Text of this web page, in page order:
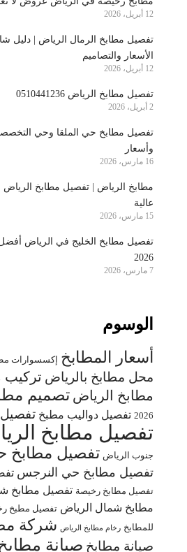
12 أبريل، 2026
الأسعار والتصاميم
12 أبريل، 2026
تفصيل مطابخ الرياض 0510441236
2 أبريل، 2026
تفصيل مطابخ حي الملقا وحي
وأسعار
16 مارس، 2026
مطابخ الرياض | تفصيل مطابخ الرياض
عالية
15 مارس، 2026
تفصيل مطابخ الخليج في الرياض أفضل
2026
7 مارس، 2026
الوسوم
أسعار المطابخ إكسسوارات
محل مطابخ بالرياض تركيب
مطابخ الرياض تصميم
2026 تفصيل دواليب مطبخ
تفصيل مطابخ
جنوب الرياض تفصيل مطابخ
تفصيل مطابخ حي النرجس
تفصيل مطابخ رخيصة تفصيل مطابخ
مطابخ شمال الرياض تفصيل مطبخ
للمطابخ رخام مطابخ الرياض شركة
صيانة مطابخ صيانة